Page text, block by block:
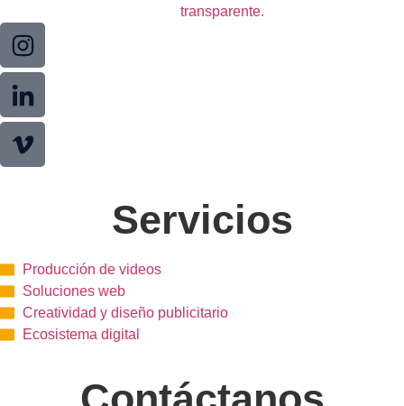
Servicios
Producción de videos
Soluciones web
Creatividad y diseño publicitario
Ecosistema digital